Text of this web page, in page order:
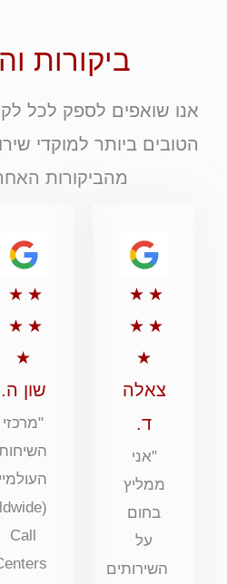
ביקורות
אנו שואפים לספק לכל
הטובים ביותר למוקדי
מהביקורות
★
★
★
★
★
דירוג
5
מתוך
5
צאלה
ד.
"אני
ממליץ
בחום
על
השירותים
★
★
★
★
★
5
5
שון ה.
"מרכזי
Call